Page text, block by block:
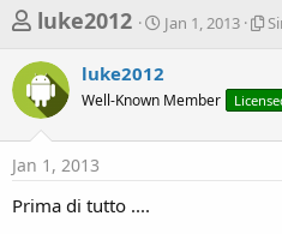
T
r
e
a
d
s
luke2012
S
t
t
a
Jan 1, 2013
S
l
r
luke2012
Well-Known Member
Jan 1, 2013
Prima di tutto ....